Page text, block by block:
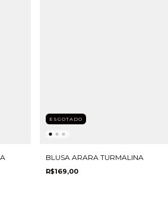
ESGOTADO
BLUSA ARARA TURMALINA
R$169,00